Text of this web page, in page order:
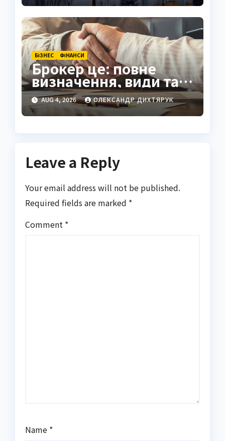
БІЗНЕС ФІНАНСИ
Брокер це: повне
визначення, види та
як обрати надійного
посередника
AUG 4, 2026 ОЛЕКСАНДР ДИХТЯРУК
Leave a Reply
Your email address will not be published.
Required fields are marked *
Comment *
Name *